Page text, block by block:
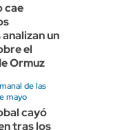
cae
un
el
Ormuz
de las
mayo
cayó
tras los